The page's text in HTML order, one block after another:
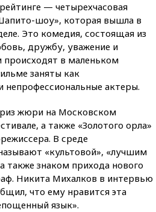
— четырехчасовая
шоу», которая вышла в
Это комедия, состоящая из
дружбу, уважение и
происходят в маленьком
заняты как
непрофессиональные актеры.
жюри на Московском
а также «Золотого орла»
В среде
«культовой», «лучшим
также знаком прихода нового
Никита Михалков в интервью
что ему нравится эта
язык».